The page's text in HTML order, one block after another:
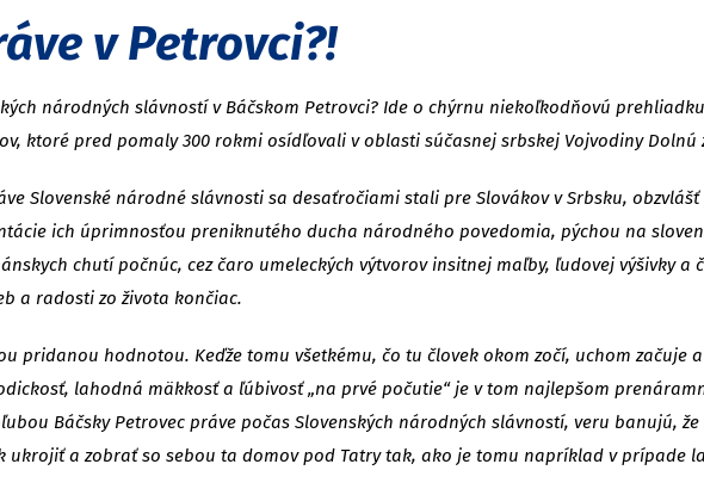
v Petrovci?!
národných slávností v Báčskom Petrovci? Ide o chýrnu niekoľkodňovú
ktoré pred pomaly 300 rokmi osídľovali v oblasti súčasnej srbskej Vojvodiny Dolnú
Slovenské národné slávnosti sa desaťročiami stali pre Slovákov v Srbsku,
ich úprimnosťou preniknutého ducha národného povedomia, pýchou na
chutí počnúc, cez čaro umeleckých výtvorov insitnej maľby, ľudovej výšivky
a radosti zo života končiac.
pridanou hodnotou. Keďže tomu všetkému, čo tu človek okom zočí, uchom začuje
lahodná mäkkosť a ľúbivosť „na prvé počutie“ je v tom najlepšom
Báčsky Petrovec práve počas Slovenských národných slávností, veru banujú,
ukrojiť a zobrať so sebou ta domov pod Tatry tak, ako je tomu napríklad v prípade